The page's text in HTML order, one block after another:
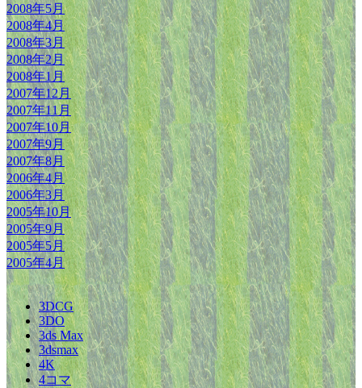
2008年5月
2008年4月
2008年3月
2008年2月
2008年1月
2007年12月
2007年11月
2007年10月
2007年9月
2007年8月
2006年4月
2006年3月
2005年10月
2005年9月
2005年5月
2005年4月
3DCG
3DO
3ds Max
3dsmax
4K
4コマ